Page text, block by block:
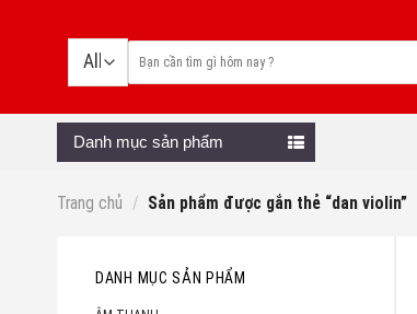
Danh mục sản phẩm
Trang chủ / Sản phẩm được gắn thẻ “dan violin”
DANH MỤC SẢN PHẨM